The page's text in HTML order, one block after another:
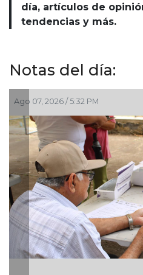
día, artículos de
tendencias y más.
Notas del día:
Ago 04, 2026 / 7:30 PM